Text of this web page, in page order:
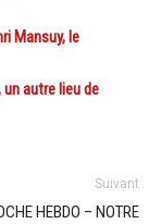
Mansuy, le
un autre lieu de
Suivant
HEBDO – NOTRE